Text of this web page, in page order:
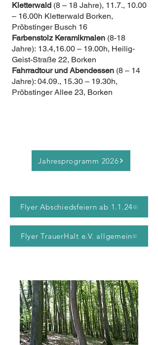
Jahresprogramm 2026
Kletterwald (8 – 18 Jahre), 11.7., 10.00
– 16.00h Kletterwald Borken,
Pröbstinger Busch 16
Farbenstolz Keramikmalen (8-18
Jahre): 13.4,16.00 – 19.00h, Heilig-
Geist-Straße 22, Borken
Fahrradtour und Abendessen (8 – 14
Jahre): 04.09., 15.30 – 19.30h,
Pröbstinger Allee 23, Borken
Flyer Abschiedsfeiern ab 1.1.24
Flyer TrauerHalt e.V. allgemein